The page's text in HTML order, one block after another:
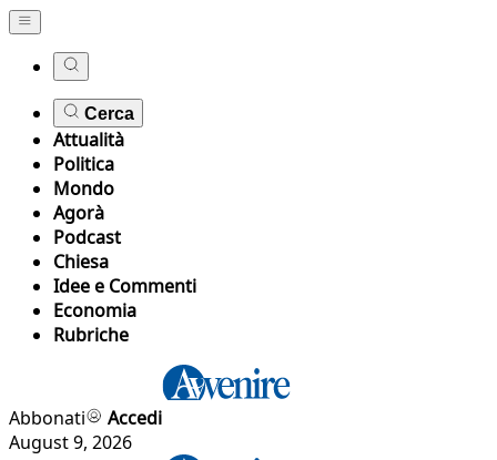
Cerca
Attualità
Politica
Mondo
Agorà
Podcast
Chiesa
Idee e Commenti
Economia
Rubriche
Abbonati
Accedi
August 9, 2026